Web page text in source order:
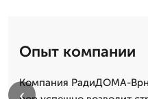
Опыт компании
Компания РадиДОМА-Врн
‹